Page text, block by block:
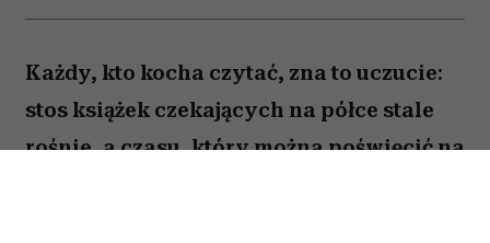
Każdy, kto kocha czytać, zna to uczucie:
stos książek czekających na półce stale
rośnie, a czasu, który można poświęcić na